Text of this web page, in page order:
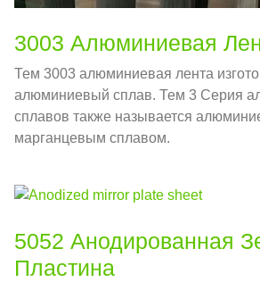
3003 Алюминиевая
Тем 3003 алюминиевая лента
алюминиевый сплав. Тем 3 Серия
сплавов также называется
марганцевым сплавом.
5052 Анодированная
Пластина